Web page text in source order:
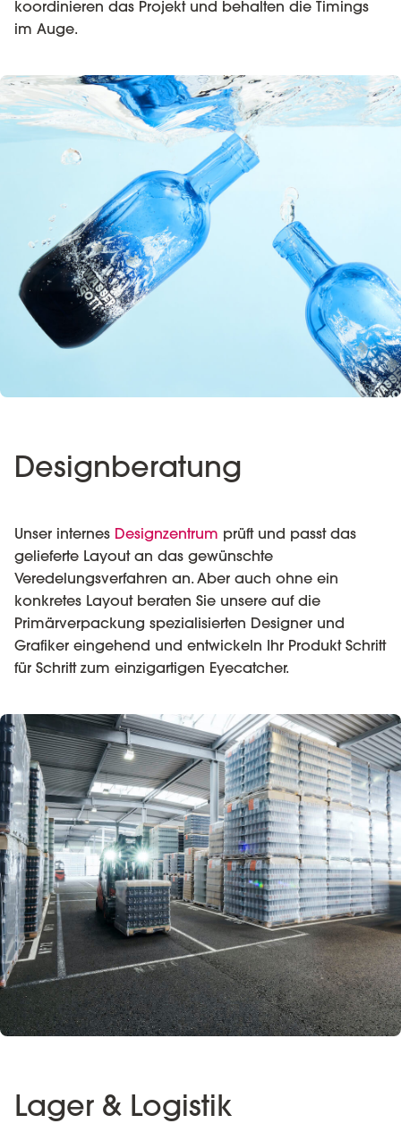
koordinieren das Projekt und behalten die Timings
im Auge.
Designberatung
Unser internes Designzentrum prüft und passt das
gelieferte Layout an das gewünschte
Veredelungsverfahren an. Aber auch ohne ein
konkretes Layout beraten Sie unsere auf die
Primärverpackung spezialisierten Designer und
Grafiker eingehend und entwickeln Ihr Produkt Schritt
für Schritt zum einzigartigen Eyecatcher.
Lager & Logistik